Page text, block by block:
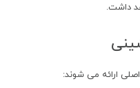
ارائه می شوند: